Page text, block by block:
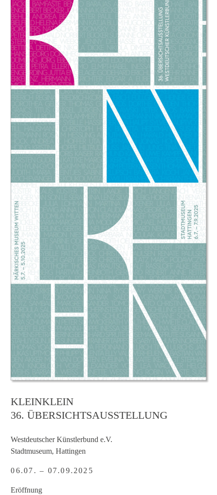
KLEINKLEIN
36. ÜBERSICHTSAUSSTELLUNG
Westdeutscher Künstlerbund e.V.
Stadtmuseum, Hattingen
06.07. – 07.09.2025
Eröffnung